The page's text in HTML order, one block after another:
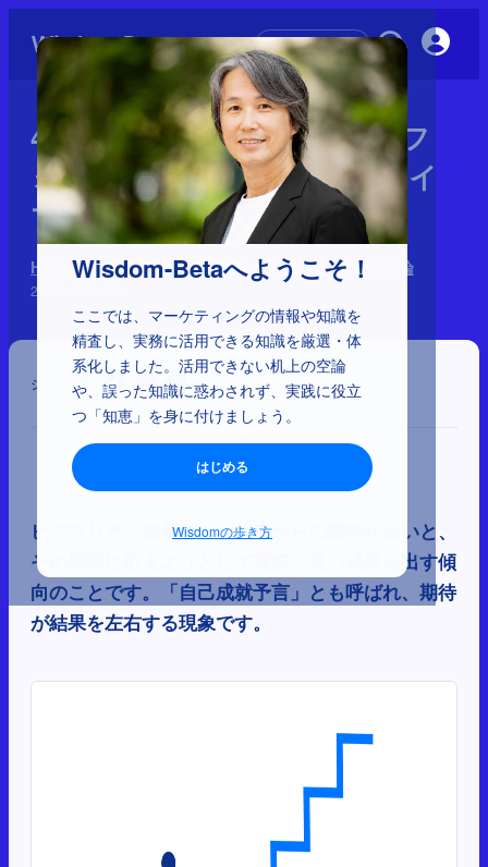
Wisdom-Betaへようこそ！
ここでは、マーケティングの情報や知識を
精査し、実務に活用できる知識を厳選・体
系化しました。活用できない机上の空論
や、誤った知識に惑わされず、実践に役立
つ「知恵」を身に付けましょう。
はじめる
Wisdomの歩き方
初めての方へ
4-1-21：ピグマリオン効果、フ
ォン・レストルフ効果、プライ
マシー効果
HOWを左右する心理学 170理論：9分類と64の優先理論
2025年9月12日
シェア
ピグマリオン効果とは、他者からの期待が高いと、
その期待に応えようとして実際に良い成果を出す傾
向のことです。「自己成就予言」とも呼ばれ、期待
が結果を左右する現象です。